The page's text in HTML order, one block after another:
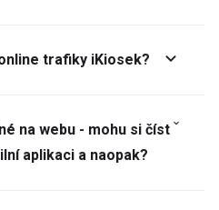
trafiky iKiosek?
na webu - mohu si číst
aplikaci a naopak?